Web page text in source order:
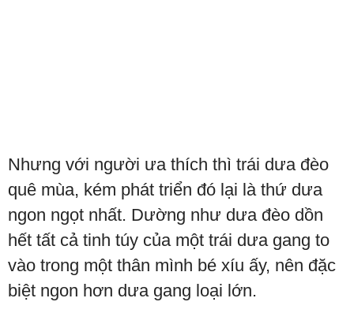
Nhưng với người ưa thích thì trái dưa đèo
quê mùa, kém phát triển đó lại là thứ dưa
ngon ngọt nhất. Dường như dưa đèo dồn
hết tất cả tinh túy của một trái dưa gang to
vào trong một thân mình bé xíu ấy, nên đặc
biệt ngon hơn dưa gang loại lớn.